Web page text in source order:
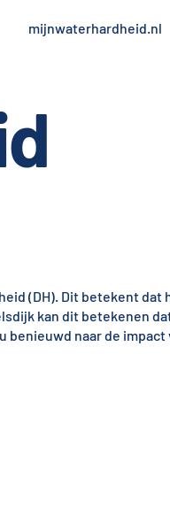
mijnwaterhardheid.nl
(DH). Dit betekent dat
kan dit betekenen
naar de impact